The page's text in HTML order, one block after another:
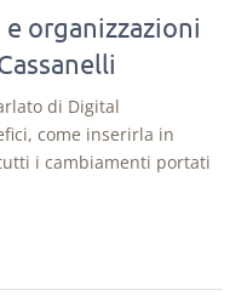
organizzazioni
di Digital
come inserirla in
i cambiamenti portati